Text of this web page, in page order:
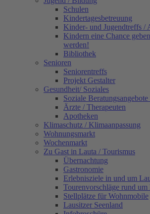
Schulen
Kindertagesbetreuung
Kinder- und Jugendtreffs /
Kindern eine Chance
werden!
Bibliothek
Senioren
Seniorentreffs
Projekt Gestalter
Gesundheit/ Soziales
Soziale
Ärzte / Therapeuten
Apotheken
Klimaschutz / Klimaanpassung
Wohnungsmarkt
Wochenmarkt
Zu Gast in Lauta / Tourismus
Übernachtung
Gastronomie
Erlebnisziele in und um
Tourenvorschläge rund um
Stellplätze für Wohnmobile
Lausitzer Seenland